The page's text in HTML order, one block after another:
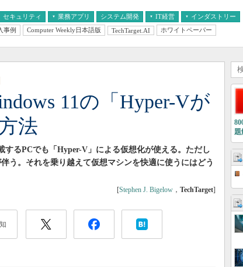
セキュリティ 業務アプリ システム開発 IT経営
経営とIT
インダストリー
医療IT
事例 Computer Weekly日本語版 TechTarget.AI ホワイトペーパー
11の「Hyper-Vが
法
するPCでも「Hyper-V」による仮想化が使える。ただし
う。それを乗り越えて仮想マシンを快適に使うにはどう
[Stephen J. Bigelow ， TechTarget]
題